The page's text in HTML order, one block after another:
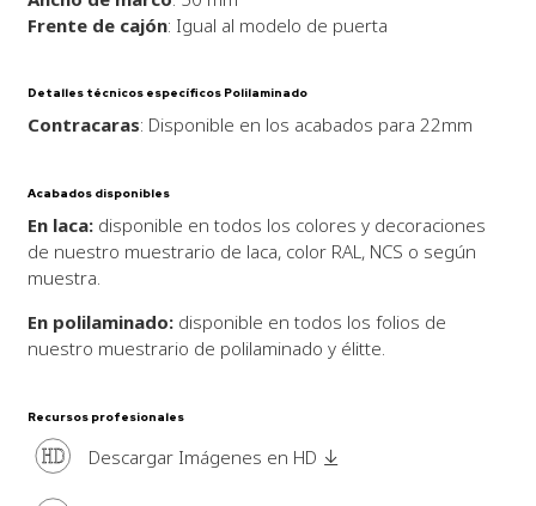
Frente de cajón: Igual al modelo de puerta
Detalles técnicos específicos Polilaminado
Contracaras: Disponible en los acabados para 22mm
Acabados disponibles
En laca:disponible en todos los colores y decoraciones
de nuestro muestrario de laca, color RAL, NCS o según
muestra.
En polilaminado:disponible en todos los folios de
nuestro muestrario de polilaminado y élitte.
Recursos profesionales
HD Descargar Imágenes en HD